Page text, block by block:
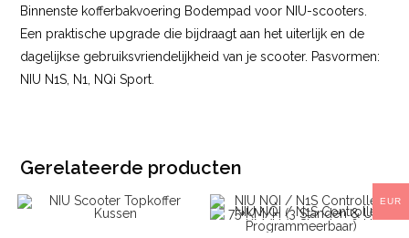
Binnenste kofferbakvoering Bodempad voor NIU-scooters.
Een praktische upgrade die bijdraagt aan het uiterlijk en de
dagelijkse gebruiksvriendelijkheid van je scooter. Pasvormen:
NIU N1S, N1, NQi Sport.
Gerelateerde producten
EUR